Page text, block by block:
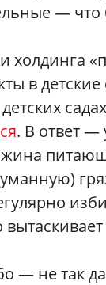
—
в
. В ответ
— не так